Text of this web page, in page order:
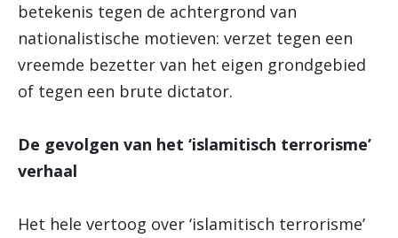
betekenis tegen de achtergrond van
nationalistische motieven: verzet tegen een
vreemde bezetter van het eigen grondgebied
of tegen een brute dictator.
De gevolgen van het ‘islamitisch terrorisme’
verhaal
Het hele vertoog over ‘islamitisch terrorisme’